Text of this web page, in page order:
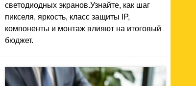
светодиодных экранов.Узнайте, как шаг
пикселя, яркость, класс защиты IP,
компоненты и монтаж влияют на итоговый
бюджет.